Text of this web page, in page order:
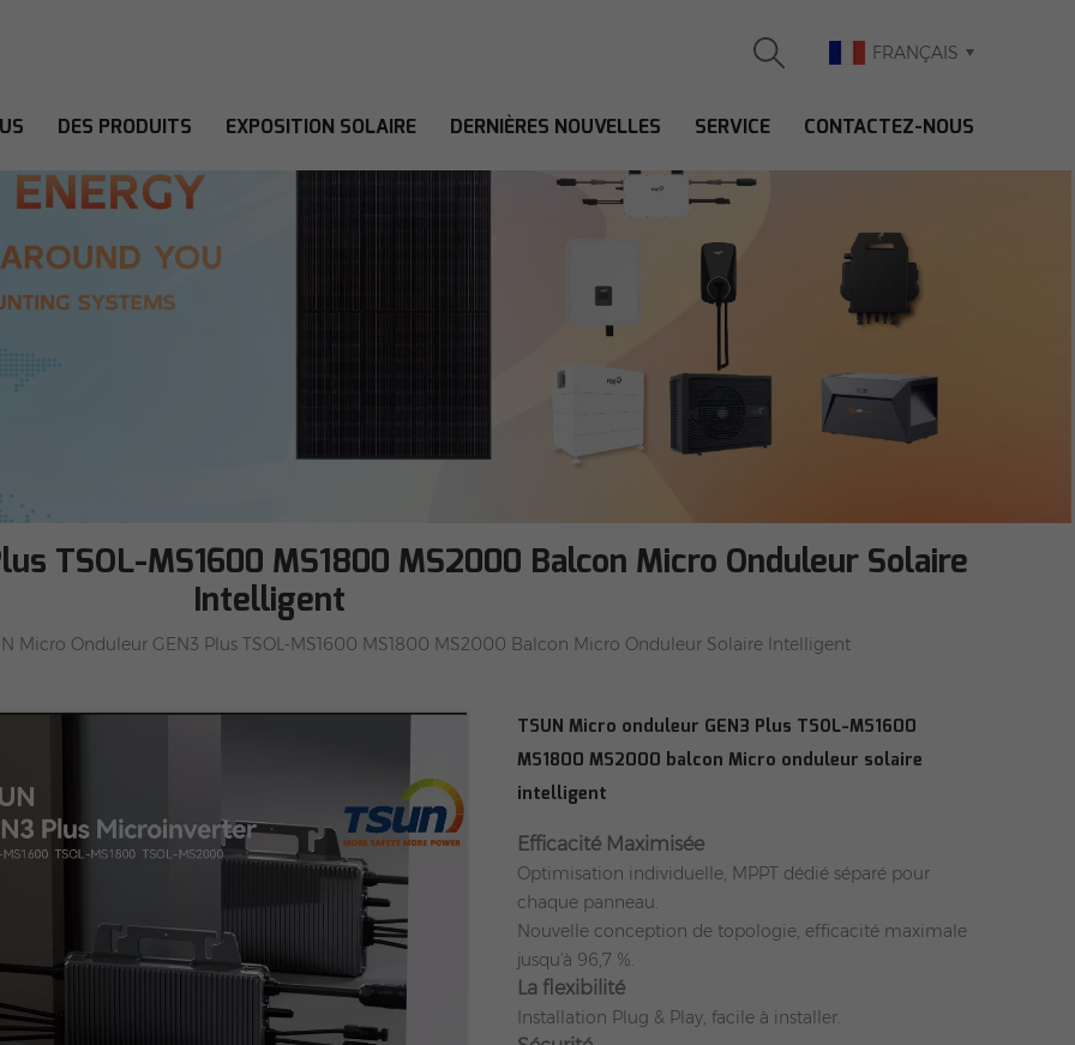
FRANÇAIS
DES PRODUITS EXPOSITION SOLAIRE DERNIÈRES NOUVELLES SERVICE CONTACTEZ-NOUS
TSOL-MS1600 MS1800 MS2000 Balcon Micro Onduleur Solaire
Intelligent
Micro Onduleur GEN3 Plus TSOL-MS1600 MS1800 MS2000 Balcon Micro Onduleur Solaire Intelligent
TSUN Micro onduleur GEN3 Plus TSOL-MS1600
MS1800 MS2000 balcon Micro onduleur solaire
intelligent
Efficacité Maximisée
Optimisation individuelle, MPPT dédié séparé pour
chaque panneau.
Nouvelle conception de topologie, efficacité maximale
jusqu'à 96,7 %.
La flexibilité
Installation Plug & Play, facile à installer.